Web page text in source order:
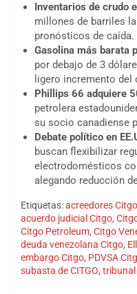
Inventarios de crudo
millones de barriles
pronósticos de caída.
Gasolina más barata
por debajo de 3
ligero incremento del
Phillips 66 adquiere
petrolera
su socio canadiense
Debate político en
buscan flexibilizar
electrodomésticos
alegando reducción
Etiquetas:acreedores Citgo
acuerdo judicial Citgo,
Citgo Petroleum, Citgo
deuda venezolana Citgo,
embargo Citgo, PDVSA
subasta de CITGO, tribunal